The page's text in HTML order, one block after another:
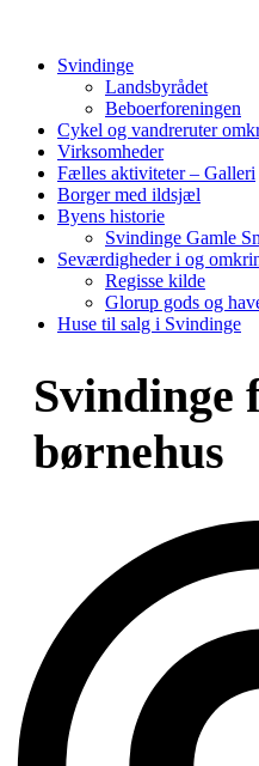
Svindinge
Landsbyrådet
Beboerforeningen
Cykel og vandreruter
Virksomheder
Fælles aktiviteter – Galleri
Borger med ildsjæl
Byens historie
Svindinge Gamle
Seværdigheder i og
Regisse kilde
Glorup gods og
Huse til salg i Svindinge
Svindinge
børnehus